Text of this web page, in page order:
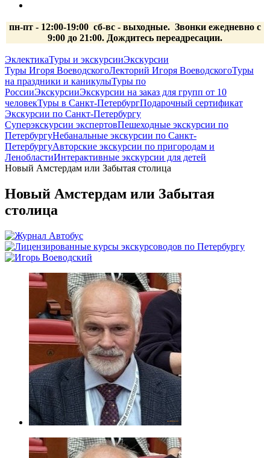
пн-пт - 12:00-19:00 сб-вс - выходные. Звонки ежедневно с
9:00 до 21:00. Дождитесь переадресации.
ЭклектикаТуры и экскурсииЭкскурсии
Туры Игоря ВоеводскогоЛекторий Игоря ВоеводскогоТуры
на праздники и каникулыТуры по
РоссииЭкскурсииЭкскурсии на заказ для групп от 10
человекТуры в Санкт-ПетербургПодарочный сертификат
Экскурсии по Санкт-Петербургу
Суперэкскурсии экспертовПешеходные экскурсии по
ПетербургуНебанальные экскурсии по Санкт-
ПетербургуАвторские экскурсии по пригородам и
ЛенобластиИнтерактивные экскурсии для детей
Новый Амстердам или Забытая столица
Новый Амстердам или Забытая
столица